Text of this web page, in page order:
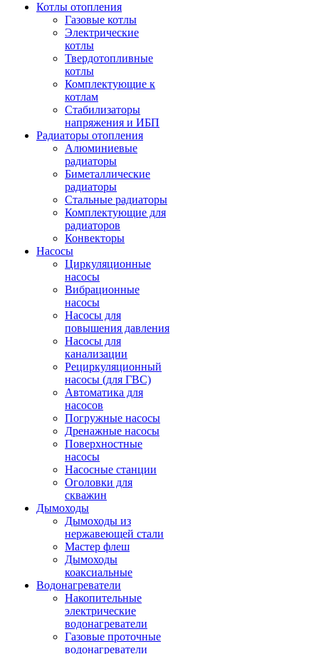
Котлы отопления
Газовые котлы
Электрические
котлы
Твердотопливные
котлы
Комплектующие к
котлам
Стабилизаторы
напряжения и ИБП
Радиаторы отопления
Алюминиевые
радиаторы
Биметаллические
радиаторы
Стальные радиаторы
Комплектующие для
радиаторов
Конвекторы
Насосы
Циркуляционные
насосы
Вибрационные
насосы
Насосы для
повышения давления
Насосы для
канализации
Рециркуляционный
насосы (для ГВС)
Автоматика для
насосов
Погружные насосы
Дренажные насосы
Поверхностные
насосы
Насосные станции
Оголовки для
скважин
Дымоходы
Дымоходы из
нержавеющей стали
Мастер флеш
Дымоходы
коаксиальные
Водонагреватели
Накопительные
электрические
водонагреватели
Газовые проточные
водонагреватели